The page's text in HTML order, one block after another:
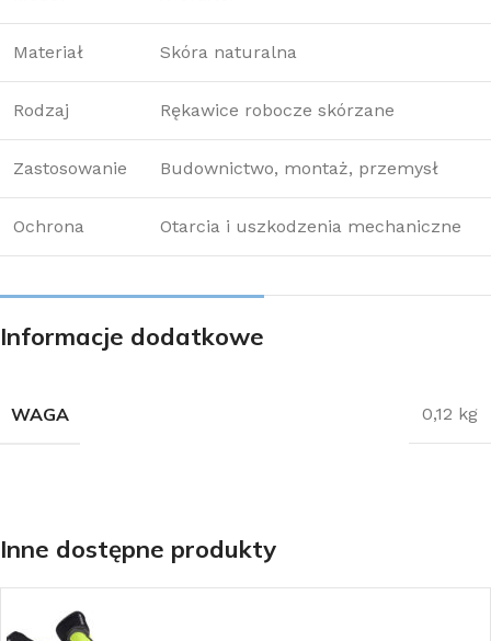
Materiał Skóra naturalna
Rodzaj Rękawice robocze skórzane
Zastosowanie Budownictwo, montaż, przemysł
Ochrona Otarcia i uszkodzenia mechaniczne
Informacje dodatkowe
WAGA 0,12 kg
Inne dostępne produkty